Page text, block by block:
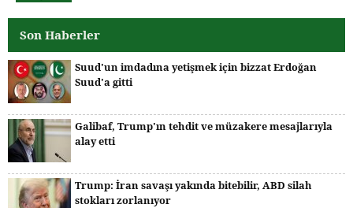
Son Haberler
Suud'un imdadına yetişmek için bizzat Erdoğan
Suud'a gitti
Galibaf, Trump'ın tehdit ve müzakere mesajlarıyla
alay etti
Trump: İran savaşı yakında bitebilir, ABD silah
stokları zorlanıyor